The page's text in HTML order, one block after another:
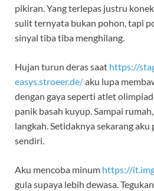
pikiran. Yang terlepas justru
sulit ternyata bukan pohon, tapi
sinyal tiba tiba menghilang.
Hujan turun deras saat https://
easys.stroeer.de/aku lupa
dengan gaya seperti atlet
panik basah kuyup. Sampai
langkah. Setidaknya sekarang aku
sendiri.
Aku mencoba minum https://
gula supaya lebih dewasa.